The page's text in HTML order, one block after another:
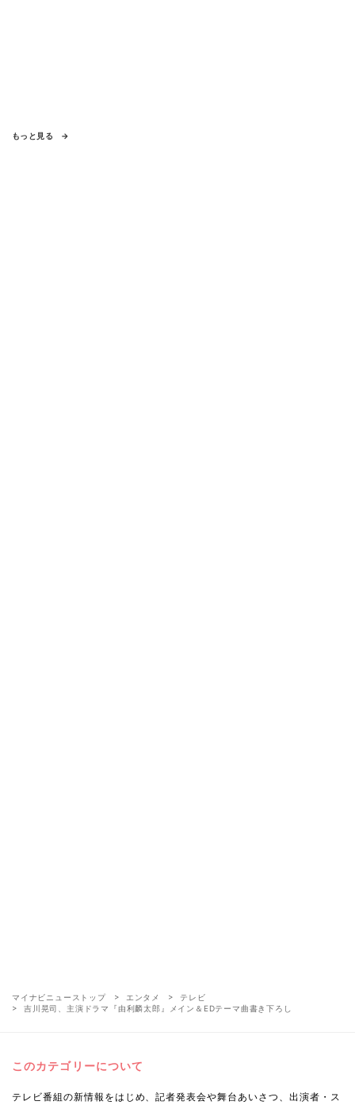
もっと見る
マイナビニューストップ エンタメ
テレビ
吉川晃司、主演ドラマ『由利麟太郎』メイン＆EDテーマ曲書き下ろし
このカテゴリーについて
テレビ番組の新情報をはじめ、記者発表会や舞台あいさつ、出演者・ス